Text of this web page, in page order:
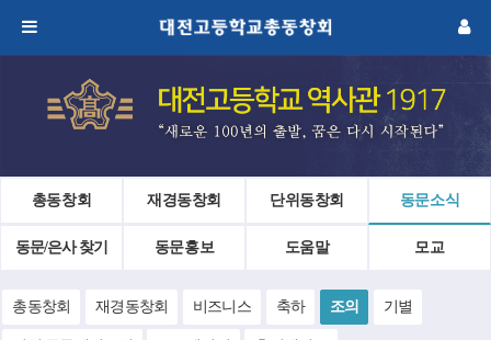
총동창회 재경동창회 단위동창회 동문소식
동문/은사 찾기 동문홍보 도움말 모교
총동창회 재경동창회 비즈니스 축하 조의 기별